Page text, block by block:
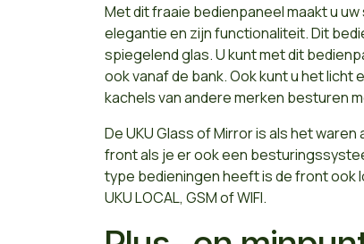
Met dit fraaie bedienpaneel maakt u
elegantie en zijn functionaliteit. Dit
spiegelend glas. U kunt met dit
ook vanaf de bank. Ook kunt u het licht
kachels van andere merken besturen
De UKU Glass of Mirror is als het
front als je er ook een
type bedieningen heeft is de front ook
UKU LOCAL, GSM of WIFI.